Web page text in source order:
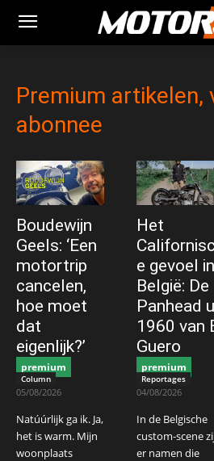
Premium artikelen,
abonnee
Boudewijn
Geels: ‘Een
motortrip
cancelen,
hoe moet
dat
eigenlijk?’
premium
Column
05/08/2026
Natúúrlijk ga ik. Ja,
het is warm. Mijn
woonplaats
Het
e gevoel in
België: De
Panhead
1960 van
Guero
premium
Reportages
04/08/2026
In de Belgische
custom-scene
er namen die